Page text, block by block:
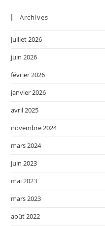
Archives
juillet 2026
juin 2026
février 2026
janvier 2026
avril 2025
novembre 2024
mars 2024
juin 2023
mai 2023
mars 2023
août 2022